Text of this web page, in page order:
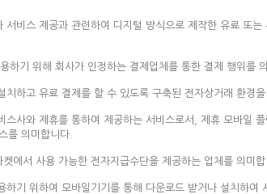
서비스 제공과 관련하여 디지털 방식으로 제작한 유료 또
하기 위해 회사가 인정하는 결제업체를 통한 결제 행위를
치하고 유료 결제를 할 수 있도록 구축된 전자상거래 환경을
스사와 제휴를 통하여 제공하는 서비스로서, 제휴 모바일
를 의미합니다.
에서 사용 가능한 전자지급수단을 제공하는 업체를 의미합
하기 위하여 모바일기기를 통해 다운로드 받거나 설치하여